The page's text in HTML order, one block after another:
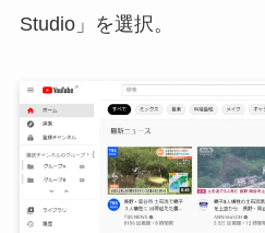
Studio」を選択。